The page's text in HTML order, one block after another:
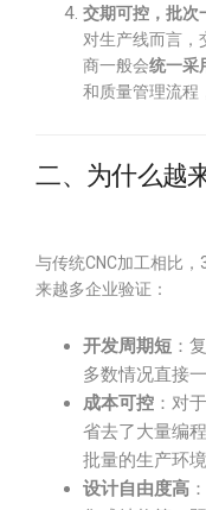
交期可控，批次
对生产线而言，
商一般会统一采
和质量管理流程
二、为什么越
与传统CNC加工相比
来越多企业验证：
开发周期短 ：
多数情况直接
成本可控 ：对
省去了大量编
批量的生产环境
设计自由度高